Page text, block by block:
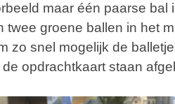
maar één paarse bal
twee groene ballen in het
zo snel mogelijk de
opdrachtkaart staan